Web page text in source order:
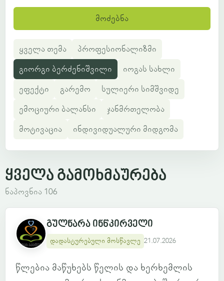
მოძებნა
ყველა თემა
პროფესიონალიზმი
გიორგი ბერძენიშვილი
იოგას სახლი
ეფექტი
გარემო
სულიერი სიმშვიდე
ემოციური ბალანსი
ჯანმრთელობა
მოტივაცია
ინდივიდუალური მიდგომა
ყველა გამოხმაურება
ნაპოვნია 106
გულნარა ინწკირველი
დადასტურებული მოსწავლე 21.07.2026
წლებია მაწუხებს წელის და ხერხემლის